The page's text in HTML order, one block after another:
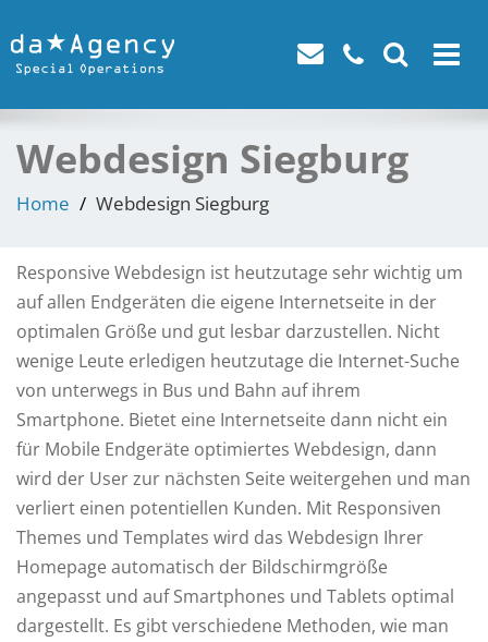
Toggle
Webdesign Siegburg
Home Webdesign Siegburg
Responsive Webdesign ist heutzutage sehr wichtig um
auf allen Endgeräten die eigene Internetseite in der
optimalen Größe und gut lesbar darzustellen. Nicht
wenige Leute erledigen heutzutage die Internet-Suche
von unterwegs in Bus und Bahn auf ihrem
Smartphone. Bietet eine Internetseite dann nicht ein
für Mobile Endgeräte optimiertes Webdesign, dann
wird der User zur nächsten Seite weitergehen und man
verliert einen potentiellen Kunden. Mit Responsiven
Themes und Templates wird das Webdesign Ihrer
Homepage automatisch der Bildschirmgröße
angepasst und auf Smartphones und Tablets optimal
dargestellt. Es gibt verschiedene Methoden, wie man